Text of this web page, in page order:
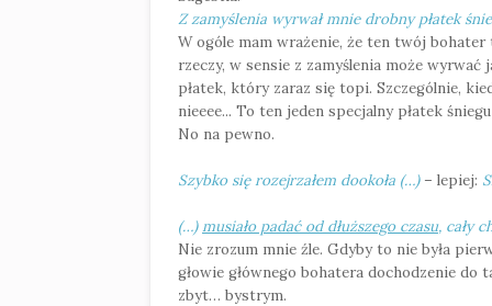
Z zamyślenia wyrwał mnie drobny płatek
W ogóle mam wrażenie, że ten twój
rzeczy, w sensie z zamyślenia może wyrwać
płatek, który zaraz się topi. Szczególnie,
nieeee... To ten jeden specjalny płatek
No na pewno.
Szybko się rozejrzałem dookoła (…)– lepiej:
(…)musiało padać od dłuższego czasu, cały
Nie zrozum mnie źle. Gdyby to nie była
głowie głównego bohatera dochodzenie
zbyt… bystrym.